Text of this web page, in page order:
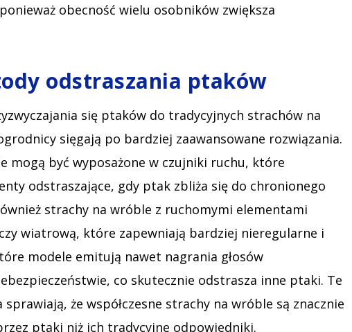
obecność wielu osobników zwiększa
odstraszania ptaków
się ptaków do tradycyjnych strachów na
sięgają po bardziej zaawansowane rozwiązania.
mogą być wyposażone w czujniki ruchu, które
odstraszające, gdy ptak zbliża się do chronionego
strachy na wróble z ruchomymi elementami
wiatrową, które zapewniają bardziej nieregularne i
modele emitują nawet nagrania głosów
co skutecznie odstrasza inne ptaki. Te
że współczesne strachy na wróble są znacznie
ptaki niż ich tradycyjne odpowiedniki.